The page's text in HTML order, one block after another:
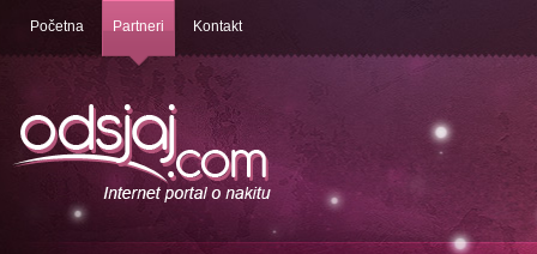
Početna Partneri Kontakt